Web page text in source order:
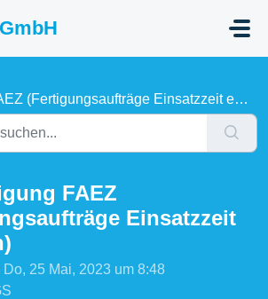
Inhalt gehen
(Fertigungsaufträge Einsatzzeit erfassen)
FAEZ
Einsatzzeit
25 Mai, 2023 um 8:48